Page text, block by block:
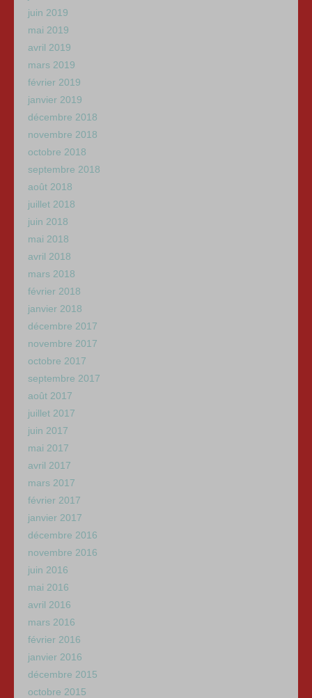
juin 2019
mai 2019
avril 2019
mars 2019
février 2019
janvier 2019
décembre 2018
novembre 2018
octobre 2018
septembre 2018
août 2018
juillet 2018
juin 2018
mai 2018
avril 2018
mars 2018
février 2018
janvier 2018
décembre 2017
novembre 2017
octobre 2017
septembre 2017
août 2017
juillet 2017
juin 2017
mai 2017
avril 2017
mars 2017
février 2017
janvier 2017
décembre 2016
novembre 2016
juin 2016
mai 2016
avril 2016
mars 2016
février 2016
janvier 2016
décembre 2015
octobre 2015